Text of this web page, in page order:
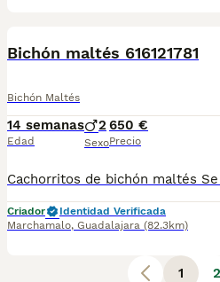
Bichón maltés 616121781
Bichón Maltés
14 semanas
Edad
2
Sexo
650 €
Precio
Criador
Identidad Verificada
Marchamalo, Guadalajara (82.3km)
1 2